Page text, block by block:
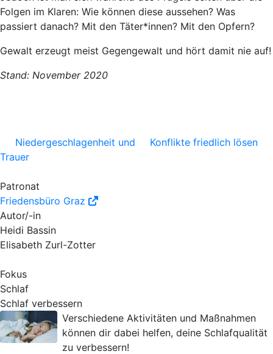
Folgen im Klaren: Wie können diese aussehen? Was
passiert danach? Mit den Täter*innen? Mit den Opfern?
Gewalt erzeugt meist Gegengewalt und hört damit nie auf!
Stand: November 2020
Niedergeschlagenheit und
Trauer
Konflikte friedlich lösen
Patronat
Friedensbüro Graz
Autor/-in
Heidi Bassin
Elisabeth Zurl-Zotter
Fokus
Schlaf
Schlaf verbessern
Verschiedene Aktivitäten und Maßnahmen
können dir dabei helfen, deine Schlafqualität
zu verbessern!